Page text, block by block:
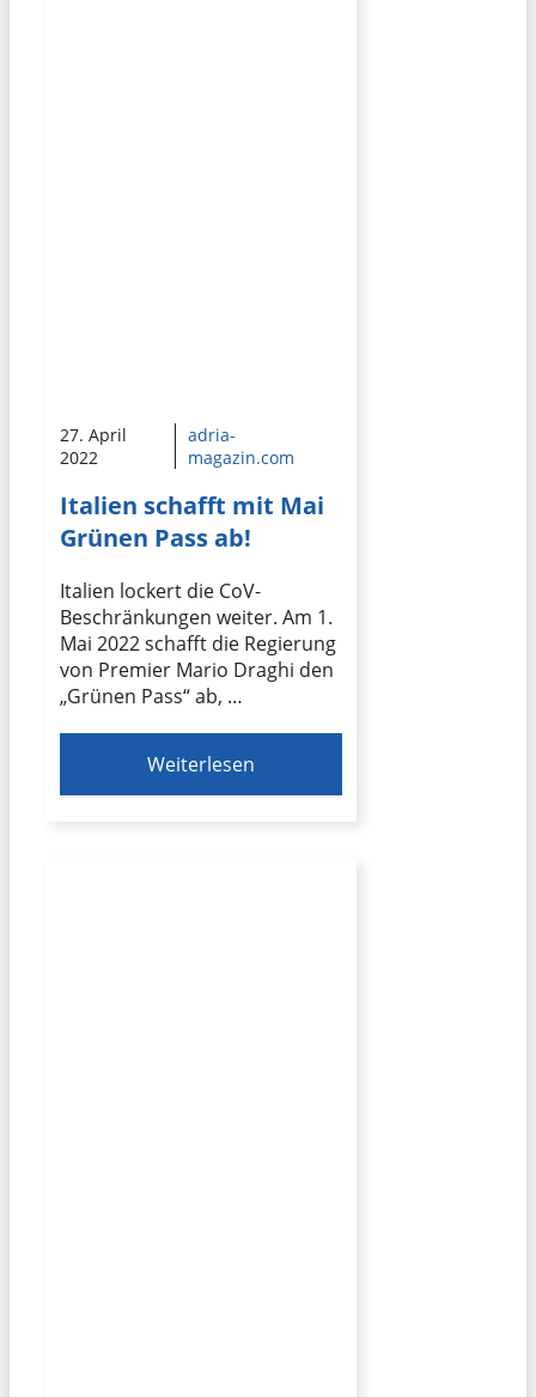
27. April
2022
adria-
magazin.com
Italien schafft mit Mai
Grünen Pass ab!
Italien lockert die CoV-
Beschränkungen weiter. Am 1.
Mai 2022 schafft die Regierung
von Premier Mario Draghi den
„Grünen Pass“ ab, …
Weiterlesen